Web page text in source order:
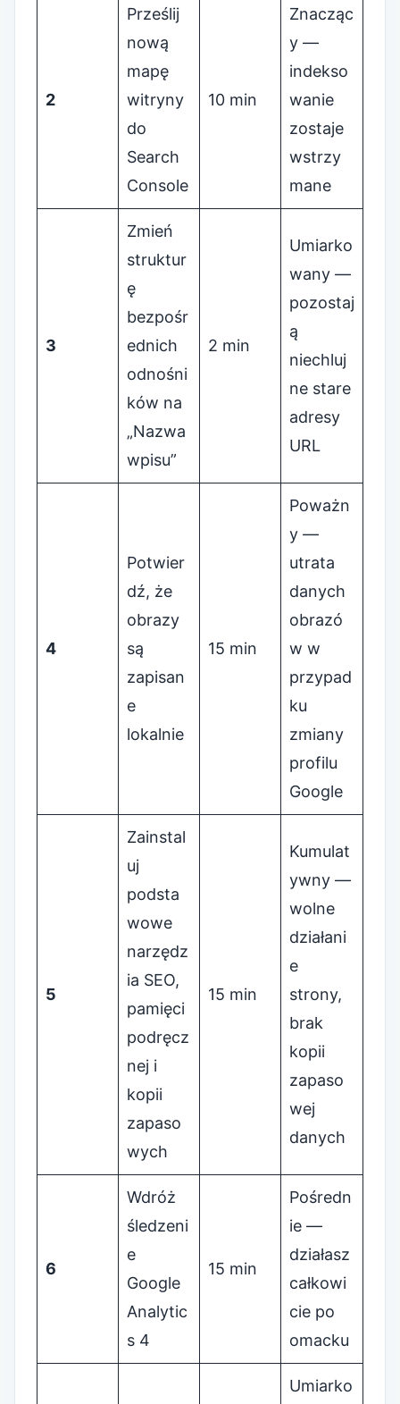
2
Prześlij
nową
mapę
witryny
do
Search
Console
10 min
Znacząc
y —
indekso
wanie
zostaje
wstrzy
mane
3
Zmień
struktur
ę
bezpośr
ednich
odnośni
ków na
„Nazwa
wpisu”
2 min
Umiarko
wany —
pozostaj
ą
niechluj
ne stare
adresy
URL
4
Potwier
dź, że
obrazy
są
zapisan
e
lokalnie
15 min
Poważn
y —
utrata
danych
obrazó
w w
przypad
ku
zmiany
profilu
Google
5
Zainstal
uj
podsta
wowe
narzędz
ia SEO,
pamięci
podręcz
nej i
kopii
zapaso
wych
15 min
Kumulat
ywny —
wolne
działani
e
strony,
brak
kopii
zapaso
wej
danych
6
Wdróż
śledzeni
e
Google
Analytic
s 4
15 min
Pośredn
ie —
działasz
całkowi
cie po
omacku
Umiarko